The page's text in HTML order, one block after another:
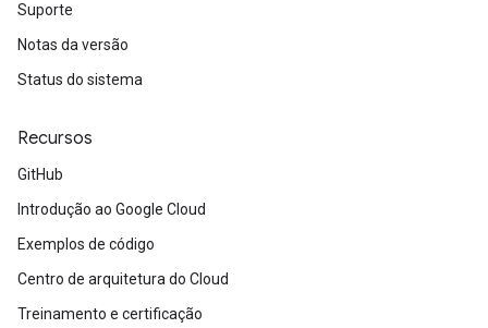
Suporte
Notas da versão
Status do sistema
Recursos
GitHub
Introdução ao Google Cloud
Exemplos de código
Centro de arquitetura do Cloud
Treinamento e certificação